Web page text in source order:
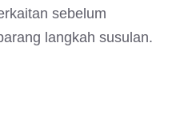
sebelum
langkah susulan.